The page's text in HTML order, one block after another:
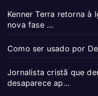
Kenner Terra retorna à
nova fase …
Como ser usado por
Jornalista cristã que
desaparece ap…